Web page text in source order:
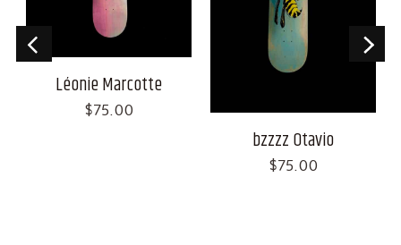
Léonie Marcotte
$75.00
bzzzz Otavio
$75.00